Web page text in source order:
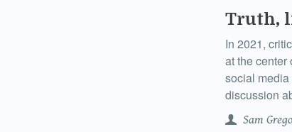
Truth,
In 2021,
at the center
social media
discussion
Sam